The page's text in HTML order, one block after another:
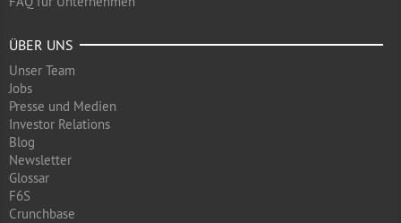
ÜBER UNS
Unser Team
Jobs
Presse und Medien
Investor Relations
Blog
Newsletter
Glossar
F6S
Crunchbase